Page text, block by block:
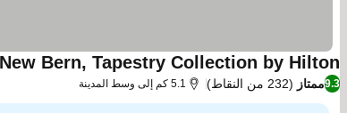
Bern, Tapestry Collection by Hilton
9.3ممتاز (232 من النقاط) 5.1 كم إلى وسط المدينة